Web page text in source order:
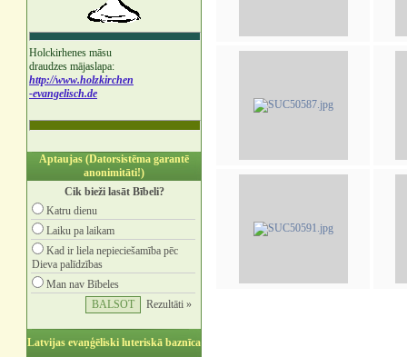
Holckirhenes māsu
draudzes mājaslapa:
http://www.holzkirchen
-evangelisch.de
Aptaujas (Datorsistēma garantē
anonimitāti!)
Cik bieži lasāt Bībeli?
Katru dienu
Laiku pa laikam
Kad ir liela nepieciešamība pēc
Dieva palīdzības
Man nav Bībeles
Rezultāti »
Latvijas evaņģēliski luteriskā baznīca